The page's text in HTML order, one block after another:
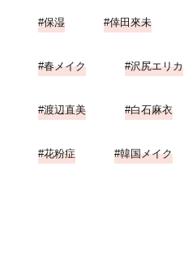
保湿 倖田來未
春メイク 沢尻エリカ
渡辺直美 白石麻衣
花粉症 韓国メイク